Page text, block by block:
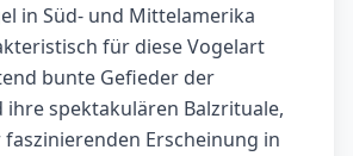
in Süd- und Mittelamerika
für diese Vogelart
bunte Gefieder der
ihre spektakulären Balzrituale,
faszinierenden Erscheinung in